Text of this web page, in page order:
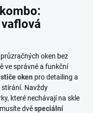
oken bez
ve správné a funkční
oken pro detailing a
Navždy
které nechávají na skle
dvěspeciální